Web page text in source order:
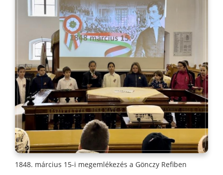
1848. március 15-i megemlékezés a Gönczy Refiben